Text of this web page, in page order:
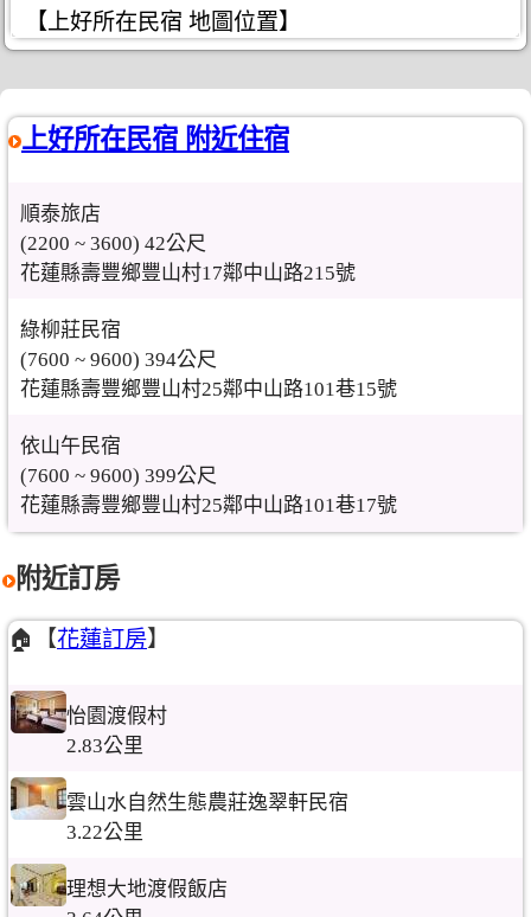
【上好所在民宿 地圖位置】
上好所在民宿 附近住宿
順泰旅店
(2200 ~ 3600) 42公尺
花蓮縣壽豐鄉豐山村17鄰中山路215號
綠柳莊民宿
(7600 ~ 9600) 394公尺
花蓮縣壽豐鄉豐山村25鄰中山路101巷15號
依山午民宿
(7600 ~ 9600) 399公尺
花蓮縣壽豐鄉豐山村25鄰中山路101巷17號
附近訂房
🏠【花蓮訂房】
怡園渡假村
2.83公里
雲山水自然生態農莊逸翠軒民宿
3.22公里
理想大地渡假飯店